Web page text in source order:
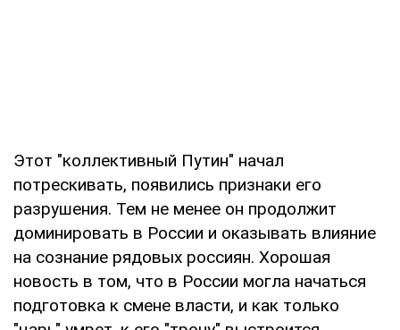
Этот "коллективный Путин" начал
потрескивать, появились признаки его
разрушения. Тем не менее он продолжит
доминировать в России и оказывать влияние
на сознание рядовых россиян. Хорошая
новость в том, что в России могла начаться
подготовка к смене власти, и как только